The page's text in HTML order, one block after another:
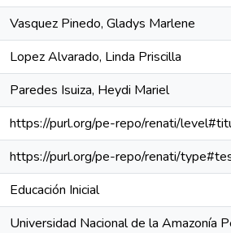
Vasquez Pinedo, Gladys Marlene
Lopez Alvarado, Linda Priscilla
Paredes Isuiza, Heydi Mariel
https://purl.org/pe-repo/renati/
https://purl.org/pe-repo/renati/
Educación Inicial
Universidad Nacional de la Amazonía